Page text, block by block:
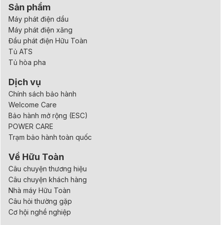
Sản phẩm
Máy phát điện dầu
Máy phát điện xăng
Đầu phát điện Hữu Toàn
Tủ ATS
Tủ hòa pha
Dịch vụ
Chính sách bảo hành
Welcome Care
Bảo hành mở rộng (ESC)
POWER CARE
Trạm bảo hành toàn quốc
Về Hữu Toàn
Câu chuyện thương hiệu
Câu chuyện khách hàng
Nhà máy Hữu Toàn
Câu hỏi thường gặp
Cơ hội nghề nghiệp